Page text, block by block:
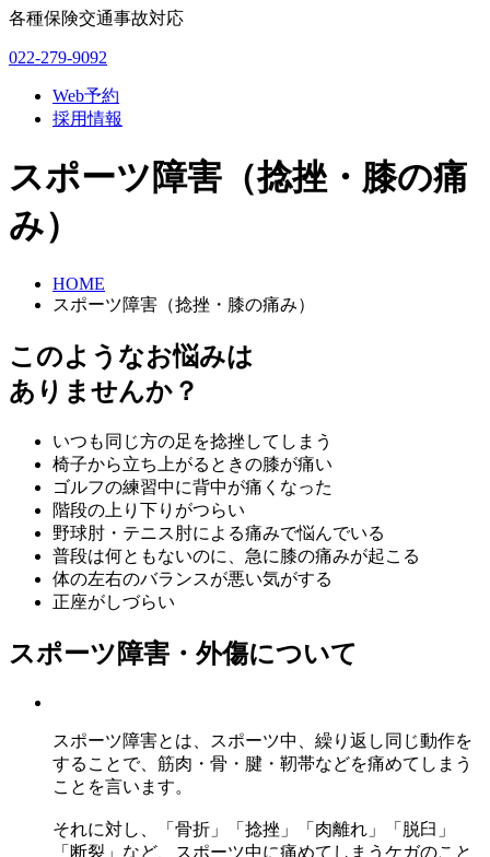
各種保険交通事故対応
022-279-9092
Web予約
採用情報
スポーツ障害（捻挫・膝の痛
み）
HOME
スポーツ障害（捻挫・膝の痛み）
このようなお悩みは
ありませんか？
いつも同じ方の足を捻挫してしまう
椅子から立ち上がるときの膝が痛い
ゴルフの練習中に背中が痛くなった
階段の上り下りがつらい
野球肘・テニス肘による痛みで悩んでいる
普段は何ともないのに、急に膝の痛みが起こる
体の左右のバランスが悪い気がする
正座がしづらい
スポーツ障害・外傷について
スポーツ障害とは、スポーツ中、繰り返し同じ動作を
することで、筋肉・骨・腱・靭帯などを痛めてしまう
ことを言います。
それに対し、「骨折」「捻挫」「肉離れ」「脱臼」
「断裂」など、スポーツ中に痛めてしまうケガのこと